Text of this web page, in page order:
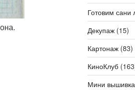
Готовим сани
Декупаж(15)
Картонаж(83)
КиноКлуб
Мини вышивка